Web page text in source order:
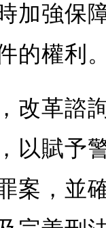
加強保
的權利
改革諮
以賦予
案，並